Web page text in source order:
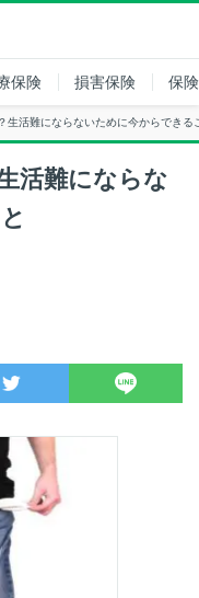
保険 損害保険 保
生活難にならないために今からできる
活難にならな